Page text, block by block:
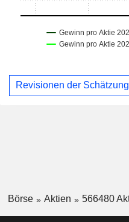
Revisionen der
Börse Aktien 566480